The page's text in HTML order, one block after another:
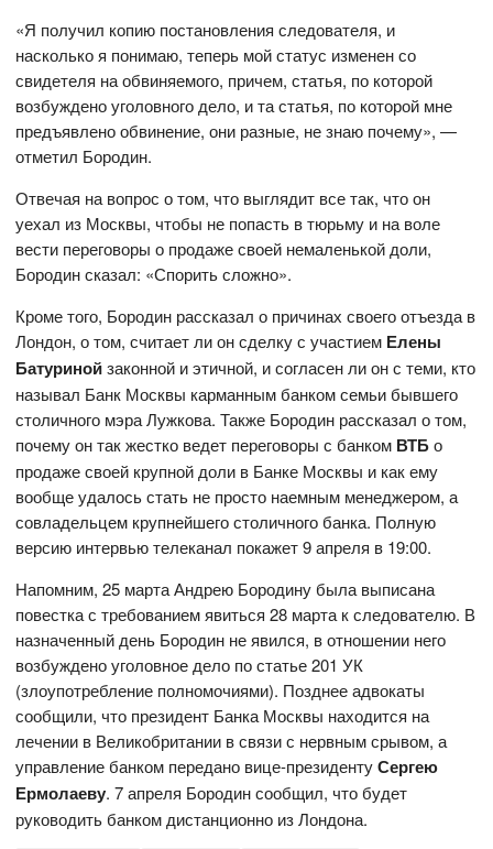
«Я получил копию постановления следователя, и
насколько я понимаю, теперь мой статус изменен со
свидетеля на обвиняемого, причем, статья, по которой
возбуждено уголовного дело, и та статья, по которой мне
предъявлено обвинение, они разные, не знаю почему», —
отметил Бородин.
Отвечая на вопрос о том, что выглядит все так, что он
уехал из Москвы, чтобы не попасть в тюрьму и на воле
вести переговоры о продаже своей немаленькой доли,
Бородин сказал: «Спорить сложно».
Кроме того, Бородин рассказал о причинах своего отъезда в
Лондон, о том, считает ли он сделку с участием Елены
Батуринойзаконной и этичной, и согласен ли он с теми, кто
называл Банк Москвы карманным банком семьи бывшего
столичного мэра Лужкова. Также Бородин рассказал о том,
почему он так жестко ведет переговоры с банком ВТБо
продаже своей крупной доли в Банке Москвы и как ему
вообще удалось стать не просто наемным менеджером, а
совладельцем крупнейшего столичного банка. Полную
версию интервью телеканал покажет 9 апреля в 19:00.
Напомним, 25 марта Андрею Бородину была выписана
повестка с требованием явиться 28 марта к следователю. В
назначенный день Бородин не явился, в отношении него
возбуждено уголовное дело по статье 201 УК
(злоупотребление полномочиями). Позднее адвокаты
сообщили, что президент Банка Москвы находится на
лечении в Великобритании в связи с нервным срывом, а
управление банком передано вице-президентуСергею
Ермолаеву. 7 апреля Бородин сообщил, что будет
руководить банком дистанционно из Лондона.